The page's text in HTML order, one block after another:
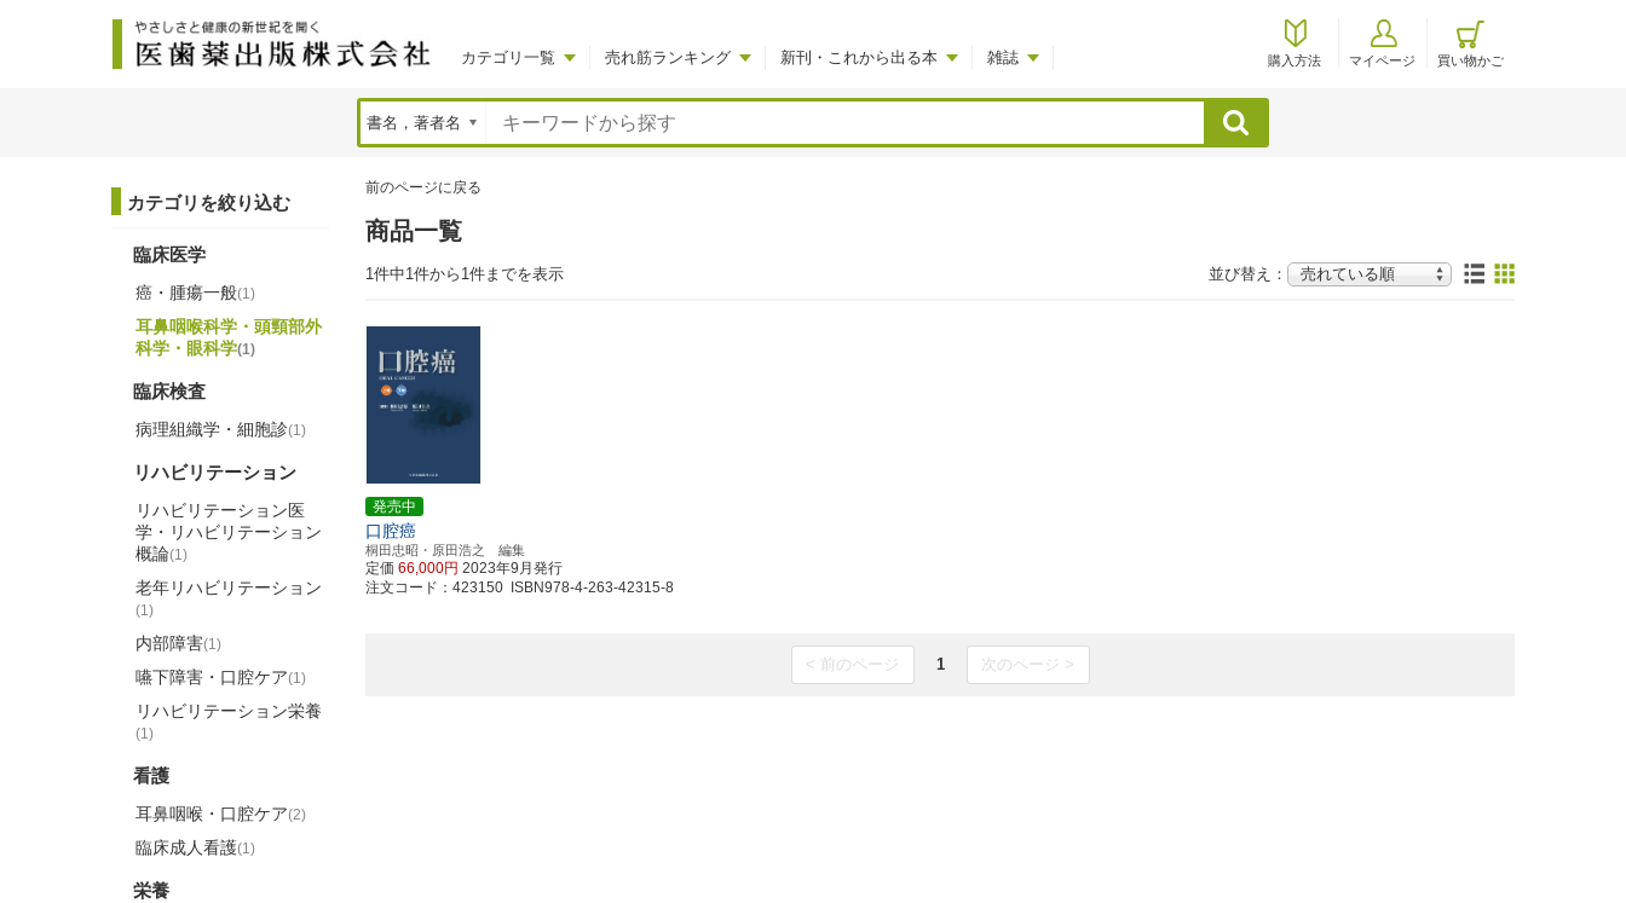
カテゴリ一覧 売れ筋ランキング 新刊・これから出る本 雑誌 購入方法 マイページ 買い物かご
検索
前のページに戻る
商品一覧
1件中1件から1件までを表示 並び替え：
発売中
口腔癌
桐田忠昭・原田浩之 編集
定価 66,000円 2023年9月発行
注文コード：423150 ISBN978-4-263-42315-8
< 前のページ 1 次のページ >
カテゴリを絞り込む
臨床医学
癌・腫瘍一般(1)
耳鼻咽喉科学・頭頸部外
科学・眼科学(1)
臨床検査
病理組織学・細胞診(1)
リハビリテーション
リハビリテーション医
学・リハビリテーション
概論(1)
老年リハビリテーション
(1)
内部障害(1)
嚥下障害・口腔ケア(1)
リハビリテーション栄養
(1)
看護
耳鼻咽喉・口腔ケア(2)
臨床成人看護(1)
栄養